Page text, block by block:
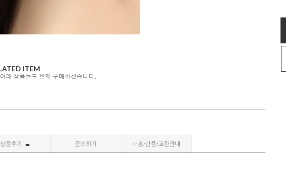
ITEM
래 상품들도 함께 구매하셨습니다.
상품후기 문의하기 배송/반품/교환안내